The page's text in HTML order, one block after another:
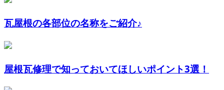
瓦屋根の各部位の名称をご紹介♪
屋根瓦修理で知っておいてほしいポイント3選！